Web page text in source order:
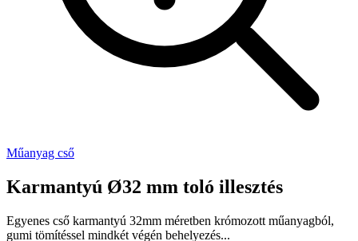
Műanyag cső
Karmantyú Ø32 mm toló illesztés
Egyenes cső karmantyú 32mm méretben krómozott műanyagból,
gumi tömítéssel mindkét végén behelyezés...